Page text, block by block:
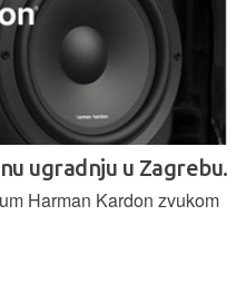
ugradnju u Zagrebu.
Harman Kardon zvukom